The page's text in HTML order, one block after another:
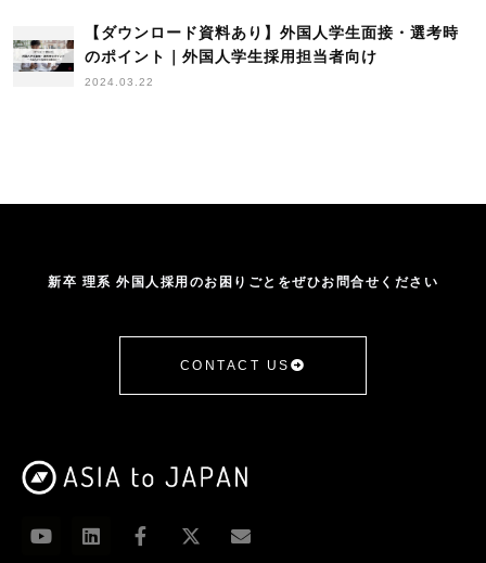
【ダウンロード資料あり】外国人学生​面接・選考時
のポイント​｜外国人学生採用担当者向け
2024.03.22
新卒 理系 外国人採用のお困りごとをぜひお問合せください
CONTACT US